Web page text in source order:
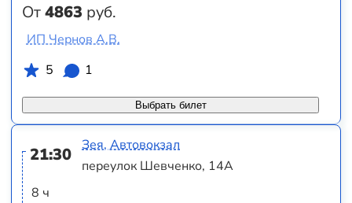
От4863 руб.
Выбрать билет
ИП Чернов А.В.
5
1
21:30
8 ч
Зея, Автовокзал
переулок Шевченко, 14А